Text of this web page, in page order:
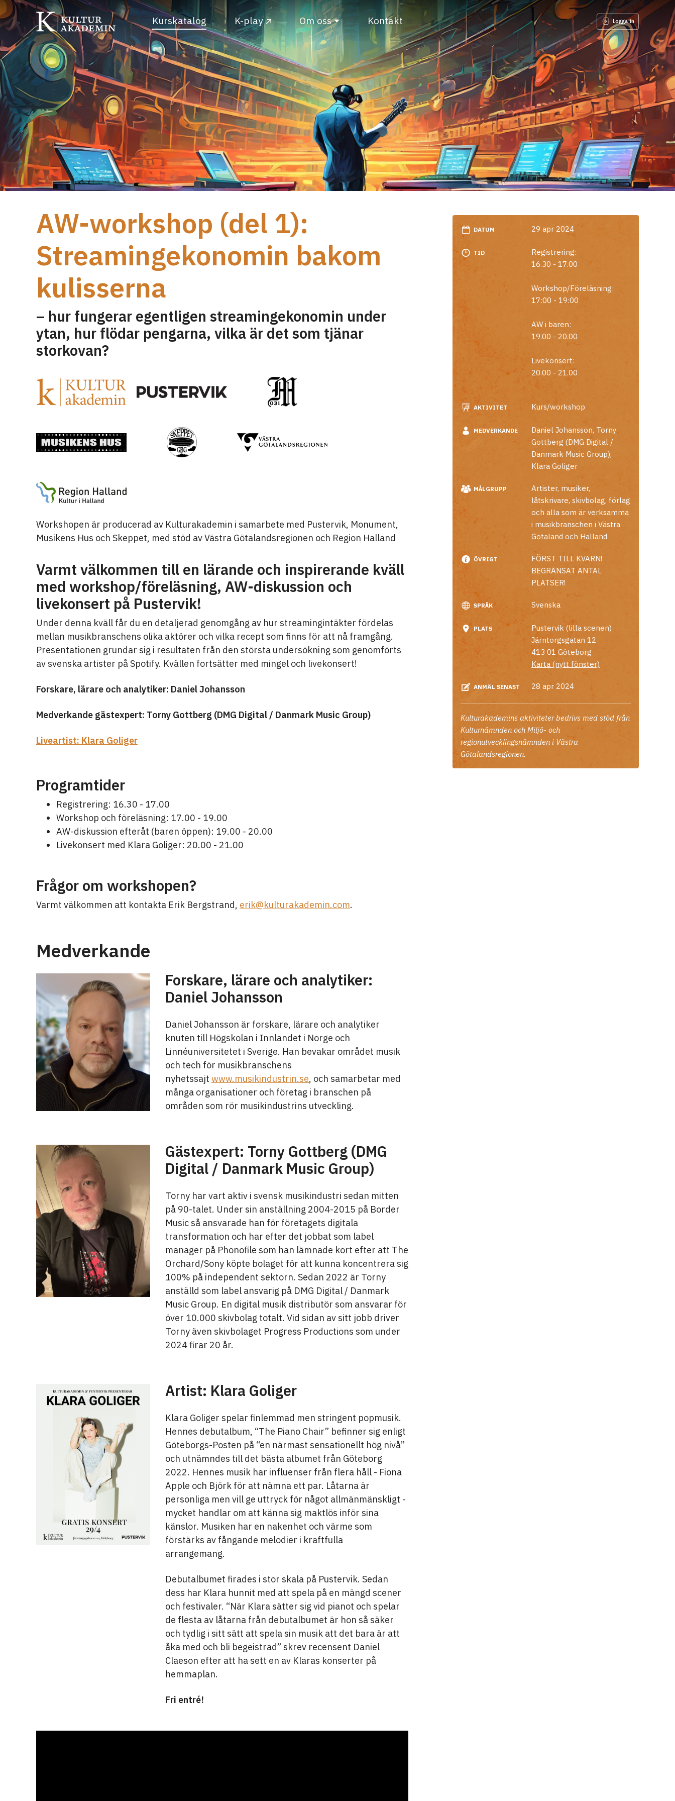
Kurskatalog K-play Om oss Kontakt Logga in
AW-workshop (del 1):
Streamingekonomin bakom
kulisserna
– hur fungerar egentligen streamingekonomin under
ytan, hur flödar pengarna, vilka är det som tjänar
storkovan?
Workshopen är producerad av Kulturakademin i samarbete med Pustervik, Monument,
Musikens Hus och Skeppet, med stöd av Västra Götalandsregionen och Region Halland
Varmt välkommen till en lärande och inspirerande kväll
med workshop/föreläsning, AW-diskussion och
livekonsert på Pustervik!
Under denna kväll får du en detaljerad genomgång av hur streamingintäkter fördelas
mellan musikbranschens olika aktörer och vilka recept som finns för att nå framgång.
Presentationen grundar sig i resultaten från den största undersökning som genomförts
av svenska artister på Spotify. Kvällen fortsätter med mingel och livekonsert!
Forskare, lärare och analytiker: Daniel Johansson
Medverkande gästexpert: Torny Gottberg (DMG Digital / Danmark Music Group)
Liveartist: Klara Goliger
Programtider
Registrering: 16.30 - 17.00
Workshop och föreläsning: 17.00 - 19.00
AW-diskussion efteråt (baren öppen): 19.00 - 20.00
Livekonsert med Klara Goliger: 20.00 - 21.00
Frågor om workshopen?
Varmt välkommen att kontakta Erik Bergstrand, erik@kulturakademin.com.
Medverkande
Forskare, lärare och analytiker:
Daniel Johansson
Daniel Johansson är forskare, lärare och analytiker
knuten till Högskolan i Innlandet i Norge och
Linnéuniversitetet i Sverige. Han bevakar området musik
och tech för musikbranschens
nyhetssajt www.musikindustrin.se, och samarbetar med
många organisationer och företag i branschen på
områden som rör musikindustrins utveckling.
Gästexpert: Torny Gottberg (DMG
Digital / Danmark Music Group)
Torny har vart aktiv i svensk musikindustri sedan mitten
på 90-talet. Under sin anställning 2004-2015 på Border
Music så ansvarade han för företagets digitala
transformation och har efter det jobbat som label
manager på Phonofile som han lämnade kort efter att The
Orchard/Sony köpte bolaget för att kunna koncentrera sig
100% på independent sektorn. Sedan 2022 är Torny
anställd som label ansvarig på DMG Digital / Danmark
Music Group. En digital musik distributör som ansvarar för
över 10.000 skivbolag totalt. Vid sidan av sitt jobb driver
Torny även skivbolaget Progress Productions som under
2024 firar 20 år.
Artist: Klara Goliger
Klara Goliger spelar finlemmad men stringent popmusik.
Hennes debutalbum, “The Piano Chair” befinner sig enligt
Göteborgs-Posten på “en närmast sensationellt hög nivå”
och utnämndes till det bästa albumet från Göteborg
2022. Hennes musik har influenser från flera håll - Fiona
Apple och Björk för att nämna ett par. Låtarna är
personliga men vill ge uttryck för något allmänmänskligt -
mycket handlar om att känna sig maktlös inför sina
känslor. Musiken har en nakenhet och värme som
förstärks av fångande melodier i kraftfulla
arrangemang.
Debutalbumet firades i stor skala på Pustervik. Sedan
dess har Klara hunnit med att spela på en mängd scener
och festivaler. “När Klara sätter sig vid pianot och spelar
de flesta av låtarna från debutalbumet är hon så säker
och tydlig i sitt sätt att spela sin musik att det bara är att
åka med och bli begeistrad” skrev recensent Daniel
Claeson efter att ha sett en av Klaras konserter på
hemmaplan.
Fri entré!
DATUM 29 apr 2024
TID
Registrering:
16.30 - 17.00
Workshop/Föreläsning:
17:00 - 19:00
AW i baren:
19.00 - 20.00
Livekonsert:
20.00 - 21.00
AKTIVITET Kurs/workshop
MEDVERKANDE Daniel Johansson, Torny
Gottberg (DMG Digital /
Danmark Music Group),
Klara Goliger
MÅLGRUPP
Artister, musiker,
låtskrivare, skivbolag, förlag
och alla som är verksamma
i musikbranschen i Västra
Götaland och Halland
ÖVRIGT
FÖRST TILL KVARN!
BEGRÄNSAT ANTAL
PLATSER!
SPRÅK Svenska
PLATS
Pustervik (lilla scenen)
Järntorgsgatan 12
413 01 Göteborg
Karta (nytt fönster)
ANMÄL SENAST 28 apr 2024
Kulturakademins aktiviteter bedrivs med stöd från
Kulturnämnden och Miljö- och
regionutvecklingsnämnden i Västra
Götalandsregionen.